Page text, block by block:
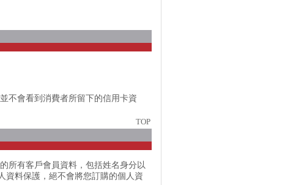
不會看到消費者所留下的信用卡資
TOP
所有客戶會員資料，包括姓名身分以
資料保護，絕不會將您訂購的個人資